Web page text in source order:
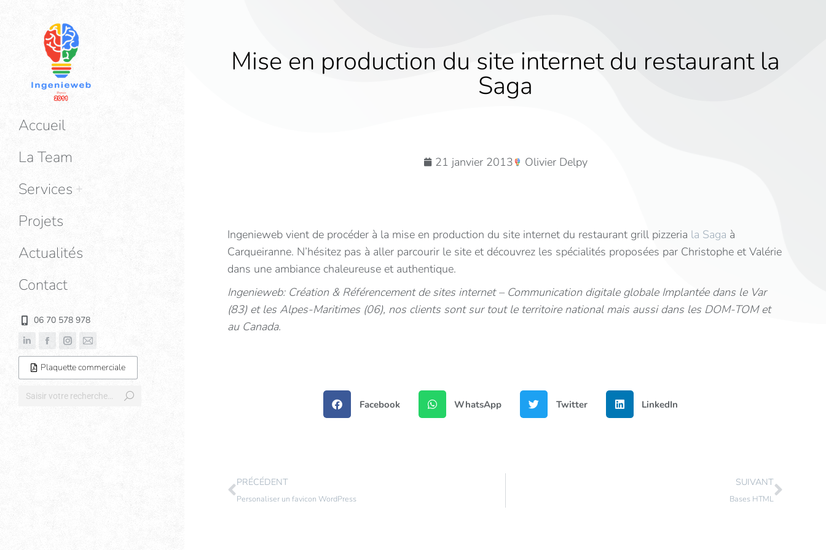
Accueil
La Team
Services
Projets
Actualités
Contact
06 70 578 978
Plaquette commerciale
Mise en production du site internet du restaurant la
Saga
21 janvier 2013 Olivier Delpy
Ingenieweb vient de procéder à la mise en production du site internet du restaurant grill pizzeria la Saga à
Carqueiranne. N’hésitez pas à aller parcourir le site et découvrez les spécialités proposées par Christophe et Valérie
dans une ambiance chaleureuse et authentique.
Ingenieweb: Création & Référencement de sites internet – Communication digitale globale Implantée dans le Var
(83) et les Alpes-Maritimes (06), nos clients sont sur tout le territoire national mais aussi dans les DOM-TOM et
au Canada.
Facebook WhatsApp Twitter LinkedIn
PRÉCÉDENT
Personaliser un favicon WordPress
SUIVANT
Bases HTML